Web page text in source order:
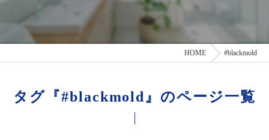
HOME #blackmold
タグ『#blackmold』のページ一覧